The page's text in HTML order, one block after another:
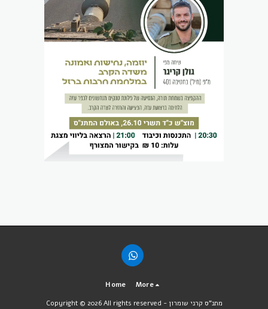
Home More
Copyright © 2026 All rights reserved - מתנ"ס קרני שומרון